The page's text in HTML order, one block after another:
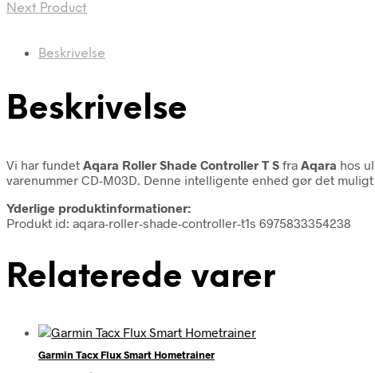
Next Product
Beskrivelse
Beskrivelse
Vi har fundet Aqara Roller Shade Controller T S fra Aqara hos
varenummer CD-M03D. Denne intelligente enhed gør det
Yderlige produktinformationer:
Produkt id: aqara-roller-shade-controller-t1s 6975833354238
Relaterede varer
Garmin Tacx Flux Smart Hometrainer